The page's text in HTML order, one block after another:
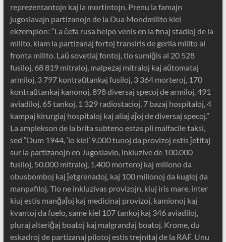
reprezentantojn kaj la mortintojn. Prenu la famajn
jugoslavajn partizanojn de la Dua Mondmilito kiel
ekzemplon: “La ĉefa rusa helpo venis en la finaj stadioj de la
milito, kiam la partizanaj fortoj transiris de gerila milito al
fronta milito. Laŭ sovetiaj fontoj, tio sumiĝis al 20 528
fusiloj, 68 819 mitraloj, malpezaj mitraloj kaj aŭtomataj
armiloj, 3 797 kontraŭtankaj fusiloj, 3 364 morteroj, 170
kontraŭtankaj kanonoj, 898 diversaj specoj de armiloj, 491
aviadiloj, 65 tankoj, 1 329 radiostacioj, 7 bazaj hospitaloj, 4
kampaj kirurgiaj hospitaloj kaj aliaj aĵoj de diversaj specoj.”
La amplekson de la brita subteno estas pli malfacile taksi,
sed “Dum 1944, ‘io kiel’ 9.000 tunoj da provizoj estis ĵetitaj
sur la partizanojn en Jugoslavio, inkluzive de 100.000
fusiloj, 50.000 mitraloj, 1.400 morteroj kaj miliono da
obusbomboj kaj ĵetgrenadoj, kaj 100 milionoj da kugloj da
manpafiloj. Tio ne inkluzivas provizojn, kiuj iris mare, inter
kiuj estis manĝaĵoj kaj medicinaj provizoj, kamionoj kaj
kvantoj da fuelo, same kiel 107 tankoj kaj 346 aviadiloj,
pluraj alteriĝaj boatoj kaj malgrandaj boatoj. Krome, du
eskadroj de partizanaj pilotoj estis trejnitaj de la RAF. Unu